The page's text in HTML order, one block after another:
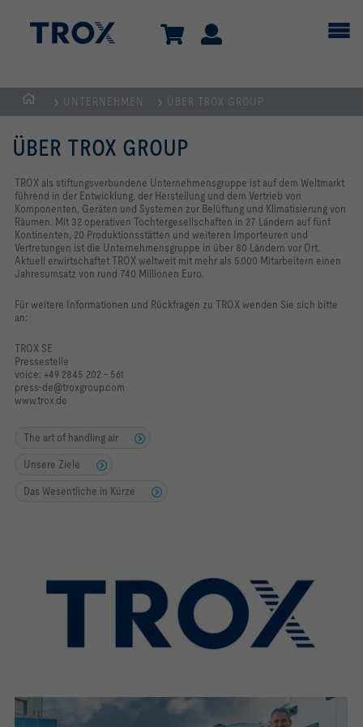
TROX
AUSTRIA
+
CEE
| Komponenten,
Geräte
+
Systeme
zur
Belüftung
und
von
Räumen
UNTERNEHMEN ÜBER TROX GROUP
ÜBER TROX GROUP
TROX als stiftungsverbundene Unternehmensgruppe ist auf dem Weltmarkt
führend in der Entwicklung, der Herstellung und dem Vertrieb von
Komponenten, Geräten und Systemen zur Belüftung und Klimatisierung von
Räumen. Mit 32 operativen Tochtergesellschaften in 27 Ländern auf fünf
Kontinenten, 20 Produktionsstätten und weiteren Importeuren und
Vertretungen ist die Unternehmensgruppe in über 80 Ländern vor Ort.
Aktuell erwirtschaftet TROX weltweit mit mehr als 5.000 Mitarbeitern einen
Jahresumsatz von rund 740 Millionen Euro.
Für weitere Informationen und Rückfragen zu TROX wenden Sie sich bitte
an:
TROX SE
Pressestelle
voice: +49 2845 202 – 561
press-de@troxgroup.com
www.trox.de
The art of handling air
Unsere Ziele
Das Wesentliche in Kürze